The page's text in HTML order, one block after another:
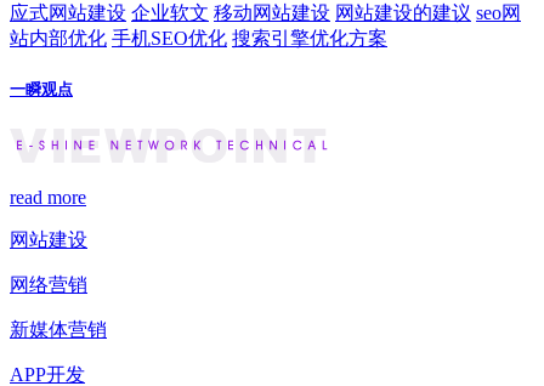
应式网站建设 企业软文 移动网站建设 网站建设的建议 seo网
站内部优化 手机SEO优化 搜索引擎优化方案
一瞬观点
read more
网站建设
网络营销
新媒体营销
APP开发